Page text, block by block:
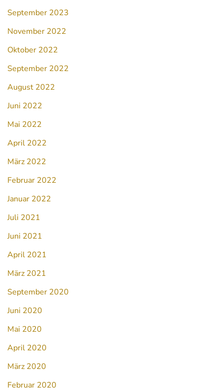
September 2023
November 2022
Oktober 2022
September 2022
August 2022
Juni 2022
Mai 2022
April 2022
März 2022
Februar 2022
Januar 2022
Juli 2021
Juni 2021
April 2021
März 2021
September 2020
Juni 2020
Mai 2020
April 2020
März 2020
Februar 2020